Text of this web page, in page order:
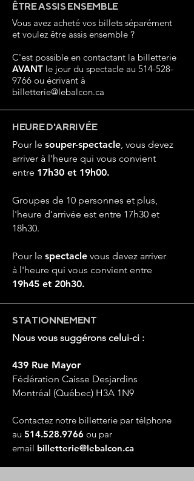
ÊTRE ASSIS ENSEMBLE
Vous avez acheté vos billets séparément
et voulez être assis ensemble ?
C'est possible en contactant la billetterie
AVANT le jour du spectacle au 514-528-
9766 ou écrivant à
billetterie@lebalcon.ca
HEURE D'ARRIVÉE
Pour le souper-spectacle, vous devez
arriver à l'heure qui vous convient
entre 17h30 et 19h00.
Groupes de 10 personnes et plus,
l'heure d'arrivée est entre 17h30 et
18h30.
Pour le spectacle vous devez arriver
à l'heure qui vous convient entre
19h45 et 20h30.
STATIONNEMENT
Nous vous suggérons celui-ci :
439 Rue Mayor
Fédération Caisse Desjardins
Montréal (Québec) H3A 1N9
Contactez notre billetterie par télphone
au 514.528.9766 ou par
email billetterie@lebalcon.ca